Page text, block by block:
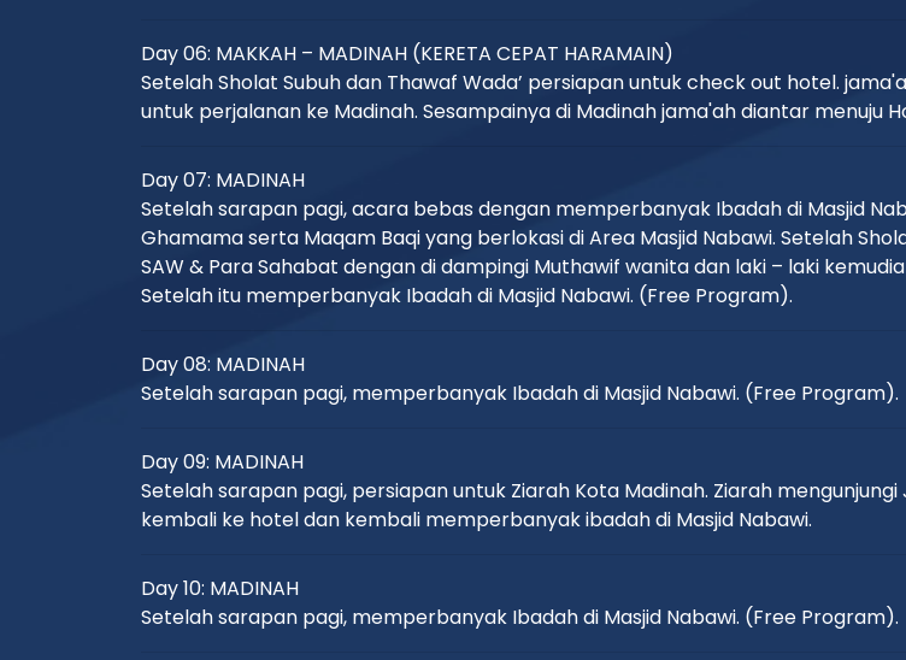
Day 06: MAKKAH – MADINAH (KERETA CEPAT HARAMAIN)
Setelah Sholat Subuh dan Thawaf Wada’ persiapan untuk check out hotel.
untuk perjalanan ke Madinah. Sesampainya di Madinah jama'ah diantar menuju
Day 07: MADINAH
Setelah sarapan pagi, acara bebas dengan memperbanyak Ibadah di Masjid
Ghamama serta Maqam Baqi yang berlokasi di Area Masjid Nabawi. Setelah
SAW & Para Sahabat dengan di dampingi Muthawif wanita dan laki – laki
Setelah itu memperbanyak Ibadah di Masjid Nabawi. (Free Program).
Day 08: MADINAH
Setelah sarapan pagi, memperbanyak Ibadah di Masjid Nabawi. (Free Program).
Day 09: MADINAH
Setelah sarapan pagi, persiapan untuk Ziarah Kota Madinah. Ziarah
kembali ke hotel dan kembali memperbanyak ibadah di Masjid Nabawi.
Day 10: MADINAH
Setelah sarapan pagi, memperbanyak Ibadah di Masjid Nabawi. (Free Program).